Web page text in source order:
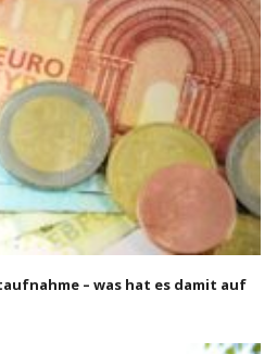
– was hat es damit auf